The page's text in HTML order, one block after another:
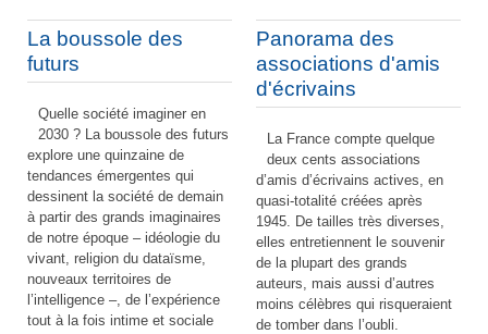
La boussole des
futurs
Quelle société imaginer en
2030 ? La boussole des futurs
explore une quinzaine de
tendances émergentes qui
dessinent la société de demain
à partir des grands imaginaires
de notre époque – idéologie du
vivant, religion du dataïsme,
nouveaux territoires de
l’intelligence –, de l’expérience
tout à la fois intime et sociale
Panorama des
associations d'amis
d'écrivains
La France compte quelque
deux cents associations
d’amis d’écrivains actives, en
quasi-totalité créées après
1945. De tailles très diverses,
elles entretiennent le souvenir
de la plupart des grands
auteurs, mais aussi d’autres
moins célèbres qui risqueraient
de tomber dans l’oubli.